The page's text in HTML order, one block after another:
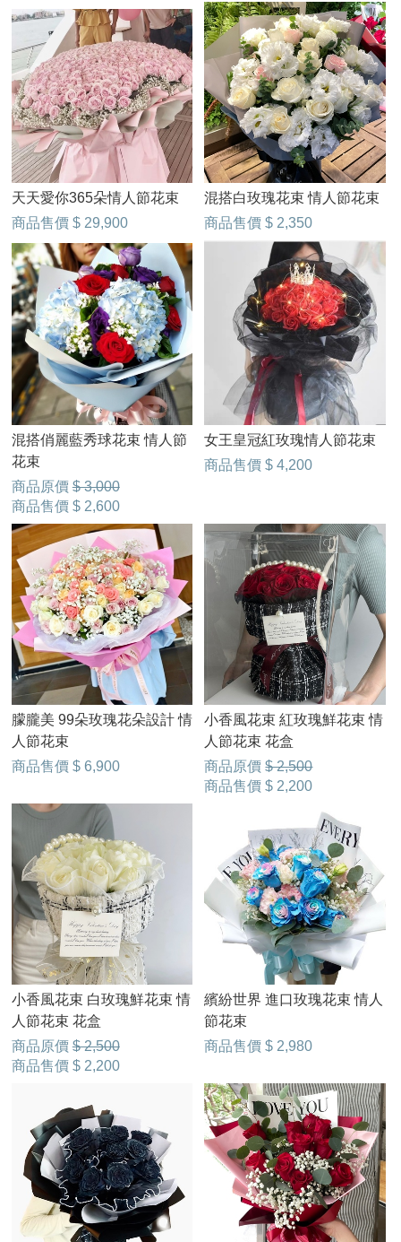
天天愛你365朵情人節花束
商品售價 $ 29,900
混搭白玫瑰花束 情人節花束
商品售價 $ 2,350
混搭俏麗藍秀球花束 情人節
花束
商品原價 $ 3,000
商品售價 $ 2,600
女王皇冠紅玫瑰情人節花束
商品售價 $ 4,200
朦朧美 99朵玫瑰花朵設計 情
人節花束
商品售價 $ 6,900
小香風花束 紅玫瑰鮮花束 情
人節花束 花盒
商品原價 $ 2,500
商品售價 $ 2,200
小香風花束 白玫瑰鮮花束 情
人節花束 花盒
商品原價 $ 2,500
商品售價 $ 2,200
繽紛世界 進口玫瑰花束 情人
節花束
商品售價 $ 2,980